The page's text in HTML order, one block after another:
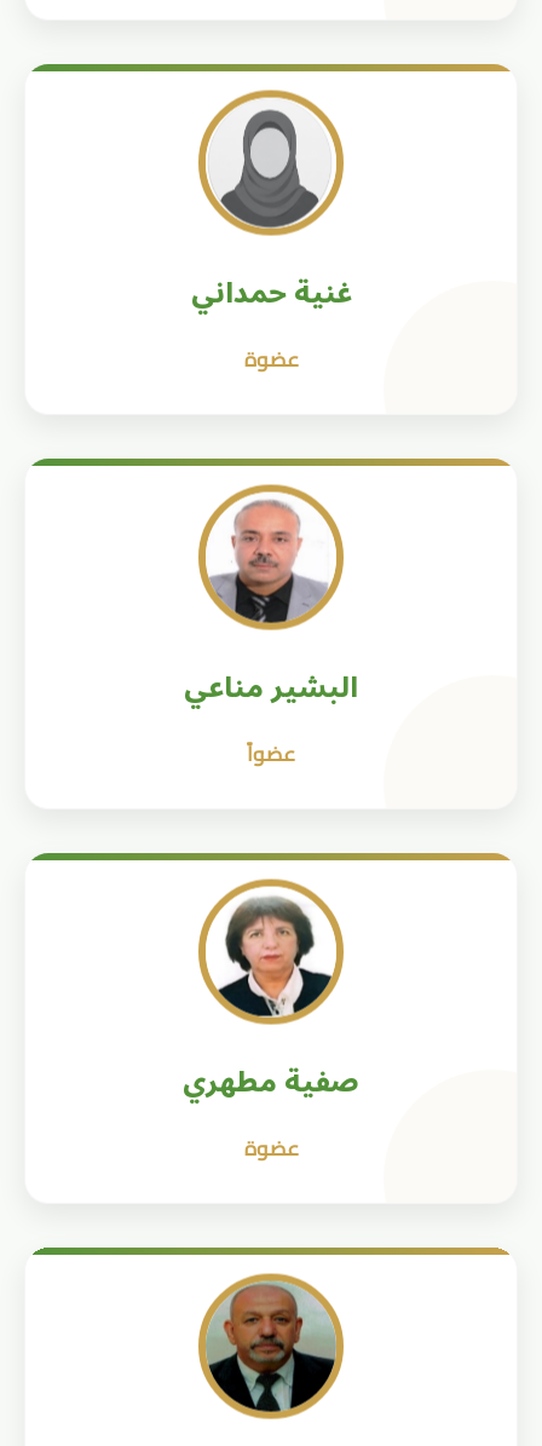
غنية حمداني
عضوة
البشير مناعي
عضواً
صفية مطهري
عضوة